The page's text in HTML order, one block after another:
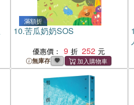
滿額折
10.苦瓜奶奶SOS
優惠價： 9 252
無庫存